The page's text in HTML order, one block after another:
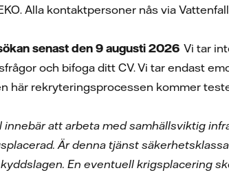
Alla kontaktpersoner nås via
senast den 9 augusti 2026Vi tar
och bifoga ditt CV. Vi tar endast
här rekryteringsprocessen kommer
att arbeta med samhällsviktig
Är denna tjänst
En eventuell krigsplacering